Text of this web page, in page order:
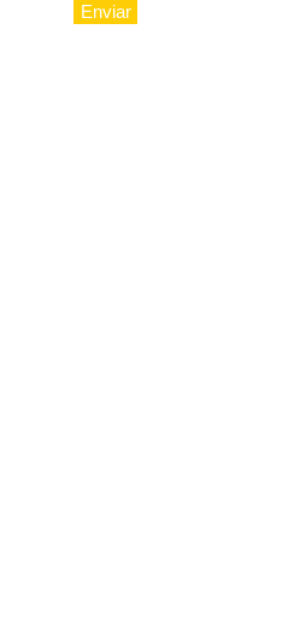
Enviar